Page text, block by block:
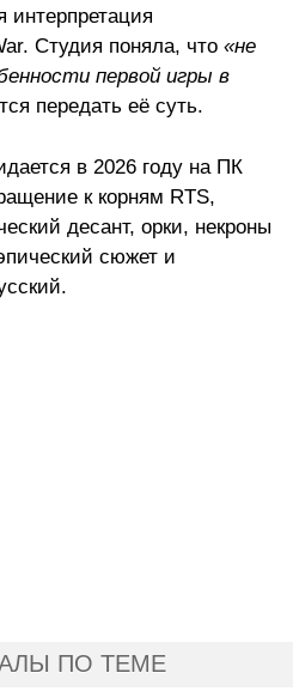
Студия поняла, что «не
первой игры в
передать её суть.
в 2026 году на ПК
к корням RTS,
десант, орки, некроны
сюжет и
ПО ТЕМЕ